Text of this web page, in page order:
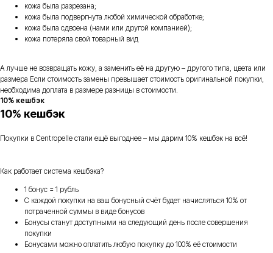
кожа была разрезана;
кожа была подвергнута любой химической обработке;
кожа была сдвоена (нами или другой компанией);
кожа потеряла свой товарный вид
А лучше не возвращать кожу, а заменить её на другую – другого типа, цвета или
размера Если стоимость замены превышает стоимость оригинальной покупки,
необходима доплата в размере разницы в стоимости.
10% кешбэк
10% кешбэк
Покупки в Centropelle стали ещё выгоднее – мы дарим 10% кешбэк на всё!
Как работает система кешбэка?
1 бонус = 1 рубль
С каждой покупки на ваш бонусный счёт будет начисляться 10% от
потраченной суммы в виде бонусов
Бонусы станут доступными на следующий день после совершения
покупки
Бонусами можно оплатить любую покупку до 100% её стоимости